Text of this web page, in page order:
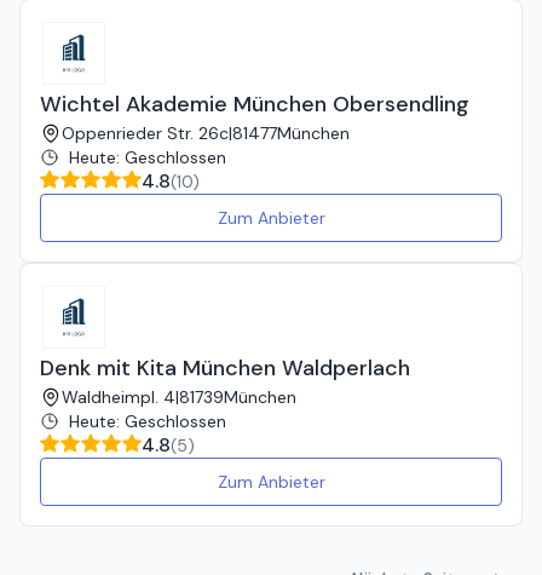
Wichtel Akademie München Obersendling
Oppenrieder Str. 26c|81477München
Heute: Geschlossen
4.8(10)
Zum Anbieter
Denk mit Kita München Waldperlach
Waldheimpl. 4|81739München
Heute: Geschlossen
4.8(5)
Zum Anbieter